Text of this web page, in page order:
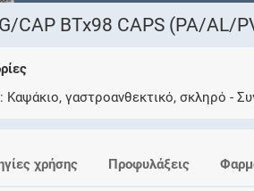
Ελέγξτε την αγωγή
CAP BTx98 CAPS (PA/AL/
Καψάκιο, γαστροανθεκτικό, σκληρό
χρήσης Προφυλάξεις